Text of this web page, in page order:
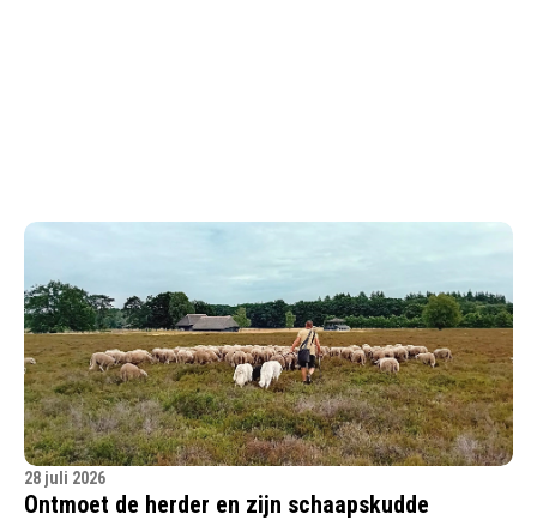
28 juli 2026
Ontmoet de herder en zijn schaapskudde